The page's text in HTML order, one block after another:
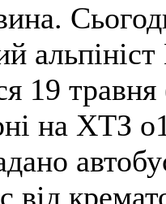
19
на ХТЗ
від